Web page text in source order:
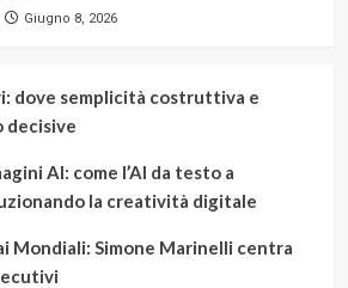
Giugno 8, 2026
dove semplicità costruttiva e
decisive
AI: come l’AI da testo a
la creatività digitale
Mondiali: Simone Marinelli centra